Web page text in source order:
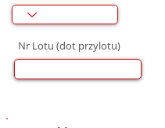
Nr Lotu (dot przylotu)